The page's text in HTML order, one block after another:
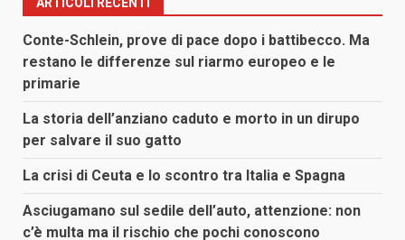
Conte-Schlein, prove di pace dopo i battibecco. Ma
restano le differenze sul riarmo europeo e le
primarie
La storia dell’anziano caduto e morto in un dirupo
per salvare il suo gatto
La crisi di Ceuta e lo scontro tra Italia e Spagna
Asciugamano sul sedile dell’auto, attenzione: non
c’è multa ma il rischio che pochi conoscono